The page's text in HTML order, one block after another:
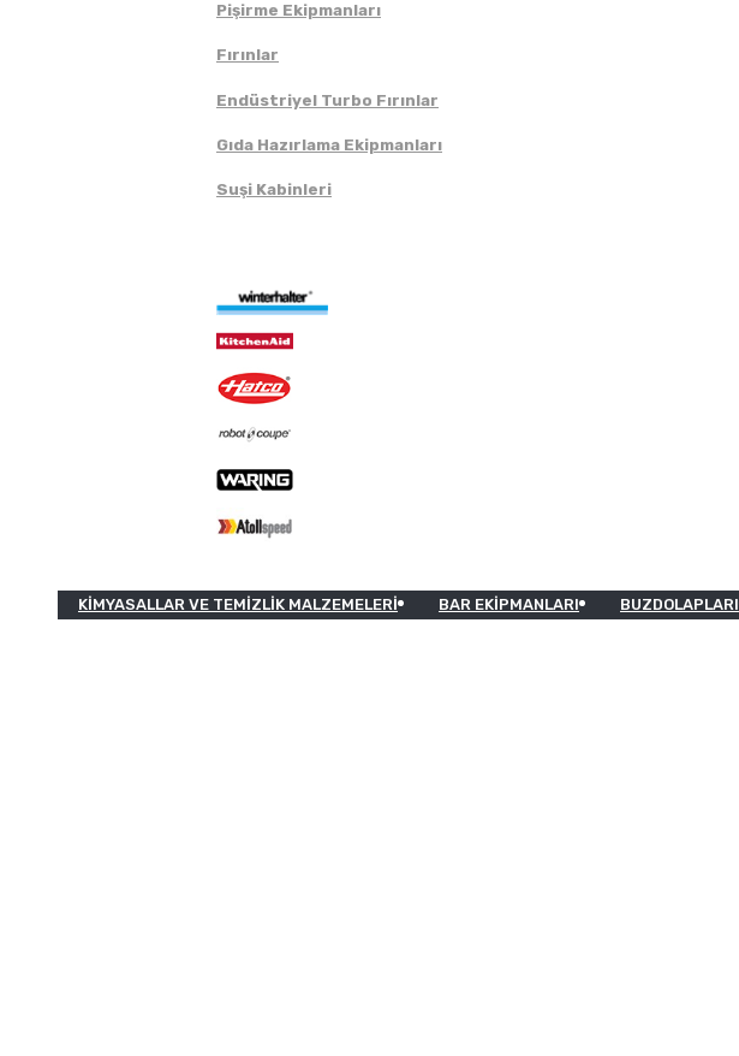
Pişirme Ekipmanları
Fırınlar
Endüstriyel Turbo Fırınlar
Gıda Hazırlama Ekipmanları
Suşi Kabinleri
KIMYASALLAR VE TEMIZLIK MALZEMELERI BAR EKIPMANLARI BUZDOLAPLARI